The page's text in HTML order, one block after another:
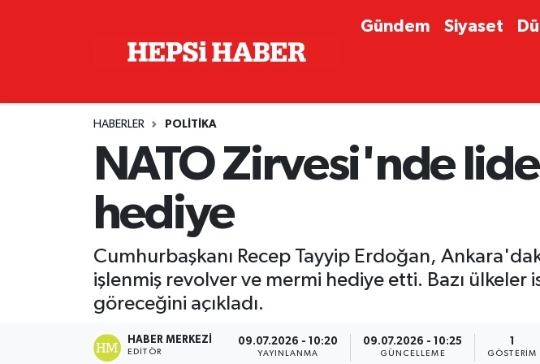
Gündem Siyaset
HABERLER POLITIKA
NATO Zirvesi'nde
hediye
Cumhurbaşkanı Recep Tayyip Erdoğan,
işlenmiş revolver ve mermi hediye etti. Bazı ülkeler
göreceğini açıkladı.
HABER MERKEZI
EDITÖR
09.07.2026 - 10:20
YAYINLANMA
09.07.2026 - 10:25
GÜNCELLEME GÖSTERIM
Biyografi
Gündem
İstanbul Nöbetçi Eczaneler
İstanbul Hava Durumu
İzmir Namaz Vakitleri
Süper Lig Puan Durumu ve Fikstür
Son Dakika Haberleri
Haber Arşivi